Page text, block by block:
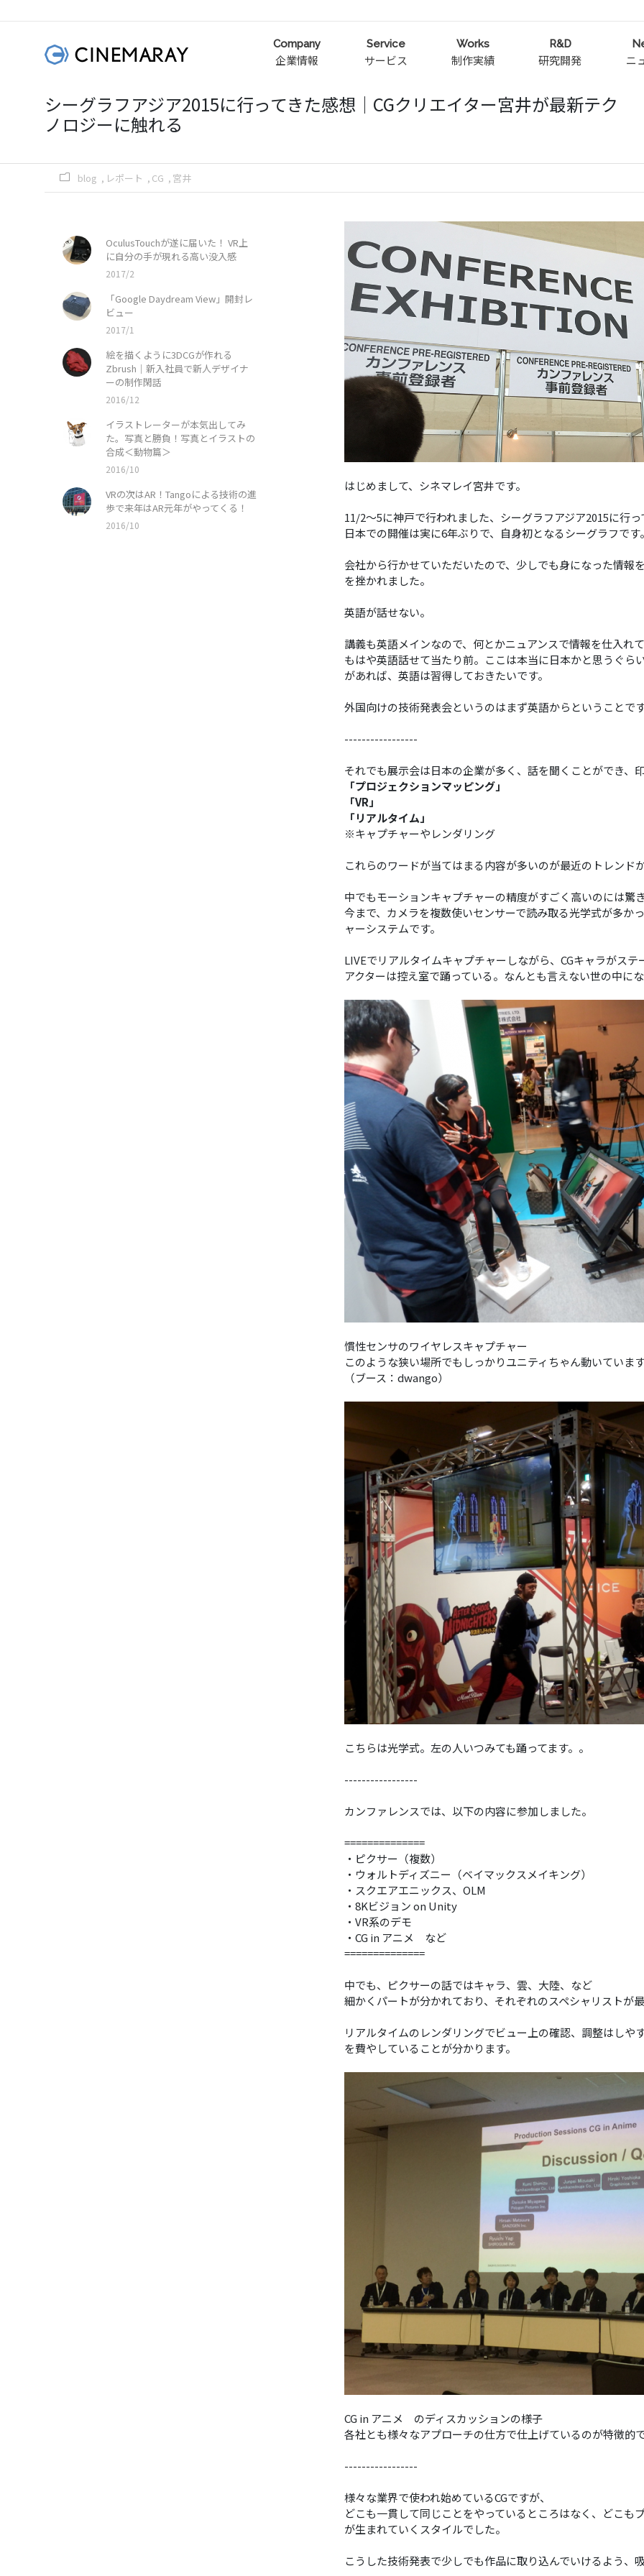
Company
企業情報
Service
サービス
Works
制作実績
R&D
研究開発
ニ
シーグラフアジア2015に行ってきた感想│CGクリエイター宮井が最新テク
ノロジーに触れる
blog レポート CG 宮井
OculusTouchが遂に届いた！ VR上
に自分の手が現れる高い没入感
2017/2
「Google Daydream View」開封レ
ビュー
2017/1
絵を描くように3DCGが作れる
Zbrush｜新入社員で新人デザイナ
ーの制作閑話
2016/12
イラストレーターが本気出してみ
た。写真と勝負！写真とイラストの
合成＜動物篇＞
2016/10
VRの次はAR！Tangoによる技術の進
歩で来年はAR元年がやってくる！
2016/10
はじめまして、シネマレイ宮井です。
11/2〜5に神戸で行われました、シーグラフアジア2015に行
日本での開催は実に6年ぶりで、自身初となるシーグラフです
会社から行かせていただいたので、少しでも身になった情報
を挫かれました。
英語が話せない。
講義も英語メインなので、何とかニュアンスで情報を仕入れ
もはや英語話せて当たり前。ここは本当に日本かと思うぐ
があれば、英語は習得しておきたいです。
外国向けの技術発表会というのはまず英語からということで
-----------------
それでも展示会は日本の企業が多く、話を聞くことができ、
「プロジェクションマッピング」
「VR」
「リアルタイム」
※キャプチャーやレンダリング
これらのワードが当てはまる内容が多いのが最近のトレンド
中でもモーションキャプチャーの精度がすごく高いのには驚
今まで、カメラを複数使いセンサーで読み取る光学式が多か
ャーシステムです。
LIVEでリアルタイムキャプチャーしながら、CGキャラがステ
アクターは控え室で踊っている。なんとも言えない世の中に
慣性センサのワイヤレスキャプチャー
このような狭い場所でもしっかりユニティちゃん動いていま
（ブース：dwango）
こちらは光学式。左の人いつみても踊ってます。。
-----------------
カンファレンスでは、以下の内容に参加しました。
==============
・ピクサー（複数）
・ウォルトディズニー（ベイマックスメイキング）
・スクエアエニックス、OLM
・8Kビジョン on Unity
・VR系のデモ
・CG in アニメ など
==============
中でも、ピクサーの話ではキャラ、雲、大陸、など
細かくパートが分かれており、それぞれのスペシャリストが
リアルタイムのレンダリングでビュー上の確認、調整はし
を費やしていることが分かります。
CG in アニメ のディスカッションの様子
各社とも様々なアプローチの仕方で仕上げているのが特徴的
-----------------
様々な業界で使われ始めているCGですが、
どこも一貫して同じことをやっているところはなく、どこ
が生まれていくスタイルでした。
こうした技術発表で少しでも作品に取り込んでいけるよう、